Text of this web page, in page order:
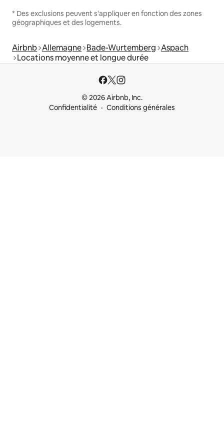
* Des exclusions peuvent s'appliquer en fonction des zones
géographiques et des logements.
Airbnb Allemagne Bade-Wurtemberg Aspach
Locations moyenne et longue durée
© 2026 Airbnb, Inc.
Confidentialité
Conditions générales